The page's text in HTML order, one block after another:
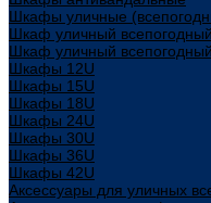
Шкафы уличные
Шкаф уличный
Шкаф уличный
Шкафы 12U
Шкафы 15U
Шкафы 18U
Шкафы 24U
Шкафы 30U
Шкафы 36U
Шкафы 42U
Аксессуары для уличных